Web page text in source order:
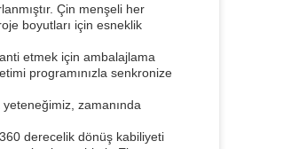
Çin menşeli her
boyutları için esneklik
etmek için ambalajlama
programınızla senkronize
zamanında
derecelik dönüş kabiliyeti